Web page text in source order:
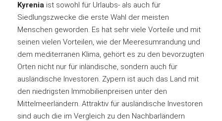
Kyrenia ist sowohl für Urlaubs- als auch für
Siedlungszwecke die erste Wahl der meisten
Menschen geworden. Es hat sehr viele Vorteile und mit
seinen vielen Vorteilen, wie der Meeresumrandung und
dem mediterranen Klima, gehört es zu den bevorzugten
Orten nicht nur für inländische, sondern auch für
ausländische Investoren. Zypern ist auch das Land mit
den niedrigsten Immobilienpreisen unter den
Mittelmeerländern. Attraktiv für ausländische Investoren
sind auch die im Vergleich zu den Nachbarländern